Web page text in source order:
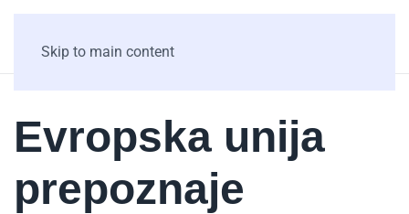
Skip to main content
Evropska unija
prepoznaje